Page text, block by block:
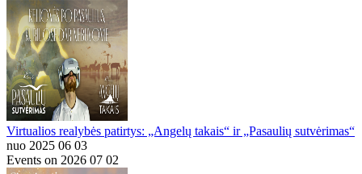
Virtualios realybės patirtys: „Angelų takais“ ir „Pasaulių sutvėrimas“
nuo 2025 06 03
Events on 2026 07 02